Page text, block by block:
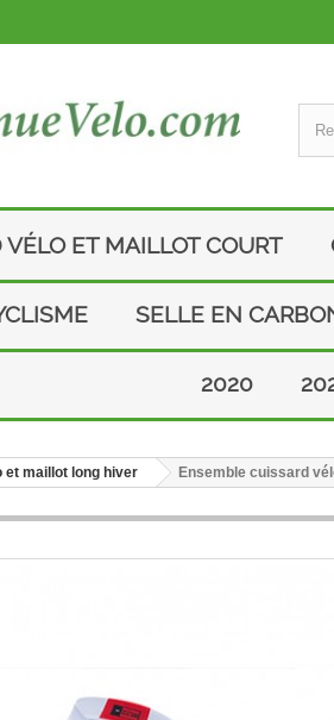
VÉLO ET MAILLOT COURT
SELLE EN
2020
et maillot long hiver Ensemble cuissard